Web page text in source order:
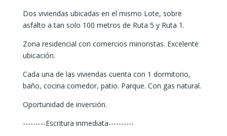
Dos viviendas ubicadas en el mismo Lote, sobre
asfalto a tan solo 100 metros de Ruta 5 y Ruta 1.
Zona residencial con comercios minoristas. Excelente
ubicación.
Cada una de las viviendas cuenta con 1 dormitorio,
baño, cocina comedor, patio. Parque. Con gas natural.
Oportunidad de inversión.
---------Escritura inmediata----------